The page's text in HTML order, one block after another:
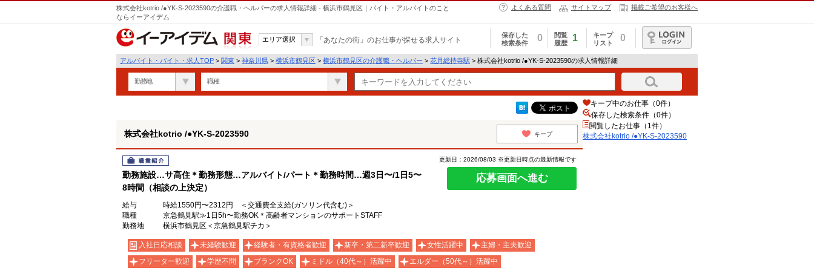
株式会社kotrio /●YK-S-2023590の介護職・ヘルパーの求人情報詳細 - 横浜市鶴見区｜バイト・アルバイトのこと
ならイーアイデム
よくある質問 サイトマップ 掲載ご希望のお客様へ
関東
エリア選択 「あなたの街」のお仕事が探せる求人サイト
保存した
検索条件
0
閲覧
履歴
1
キープ
リスト
0
ログイン
アルバイト・バイト・求人TOP > 関東 > 神奈川県 > 横浜市鶴見区 > 横浜市鶴見区の介護職・ヘルパー > 花月総持寺駅 > 株式会社kotrio /●YK-S-2023590の求人情報詳細
勤務地 職種
株式会社kotrio /●YK-S-2023590 キープ
職業紹介
勤務施設…サ高住＊勤務形態…アルバイト/パート＊勤務時間…週3日〜/1日5〜
8時間（相談の上決定）
更新日：2026/08/03 ※更新日時点の最新情報です
応募画面へ進む
給与
時給1550円〜2312円 ＜交通費全支給(ガソリン代含む)＞
職種
京急鶴見駅≫1日5h〜勤務OK＊高齢者マンションのサポートSTAFF
勤務地
横浜市鶴見区＜京急鶴見駅チカ＞
入社日応相談 未経験歓迎 経験者・有資格者歓迎 新卒・第二新卒歓迎 女性活躍中
主婦・主夫歓迎
フリーター歓迎
学歴不問 ブランクOK ミドル（40代～）活躍中 エルダー（50代～）活躍中
キープ中のお仕事（0件）
保存した検索条件（0件）
閲覧したお仕事（1件）
株式会社kotrio /●YK-S-2023590